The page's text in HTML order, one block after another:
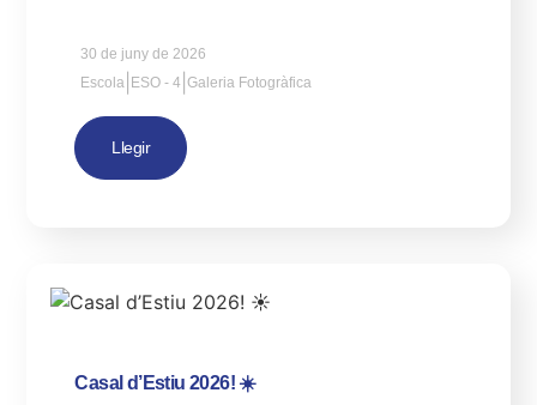
30 de juny de 2026
Escola ESO - 4 |Galeria Fotogràfica
Llegir
Casal d’Estiu 2026! ☀️